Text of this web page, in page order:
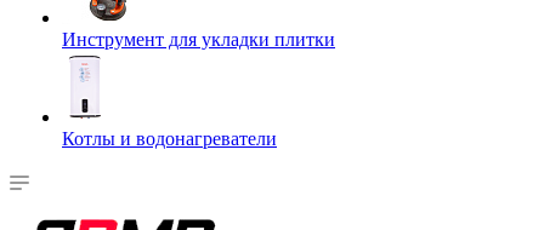
Инструмент для укладки плитки
Котлы и водонагреватели